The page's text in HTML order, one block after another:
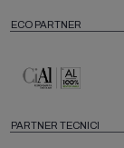
ECO PARTNER
PARTNER TECNICI